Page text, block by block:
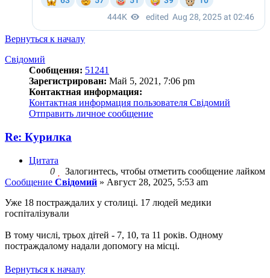
Вернуться к началу
Свідомий
Сообщения: 51241
Зарегистрирован: Май 5, 2021, 7:06 pm
Контактная информация:
Контактная информация пользователя Свідомий
Отправить личное сообщение
Re: Курилка
Цитата
0
Залогинтесь, чтобы отметить сообщение лайком
Сообщение Свідомий » Август 28, 2025, 5:53 am
Уже 18 постраждалих у столиці. 17 людей медики
госпіталізували
В тому числі, трьох дітей - 7, 10, та 11 років. Одному
постраждалому надали допомогу на місці.
Вернуться к началу